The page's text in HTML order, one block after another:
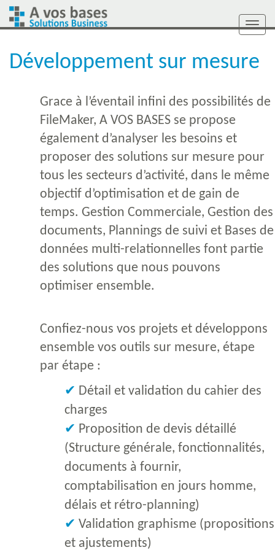
Développement sur mesure
Grace à l’éventail infini des possibilités de
FileMaker, A VOS BASES se propose
également d’analyser les besoins et
proposer des solutions sur mesure pour
tous les secteurs d’activité, dans le même
objectif d’optimisation et de gain de
temps. Gestion Commerciale, Gestion des
documents, Plannings de suivi et Bases de
données multi-relationnelles font partie
des solutions que nous pouvons
optimiser ensemble.
Confiez-nous vos projets et développons
ensemble vos outils sur mesure, étape
par étape :
Détail et validation du cahier des
charges
Proposition de devis détaillé
(Structure générale, fonctionnalités,
documents à fournir,
comptabilisation en jours homme,
délais et rétro-planning)
Validation graphisme (propositions
et ajustements)